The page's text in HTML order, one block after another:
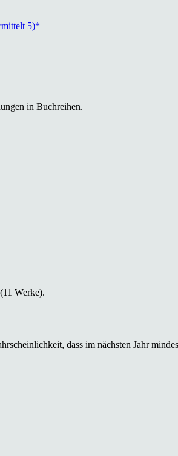
5)*
in Buchreihen.
Werke).
dass im nächsten Jahr